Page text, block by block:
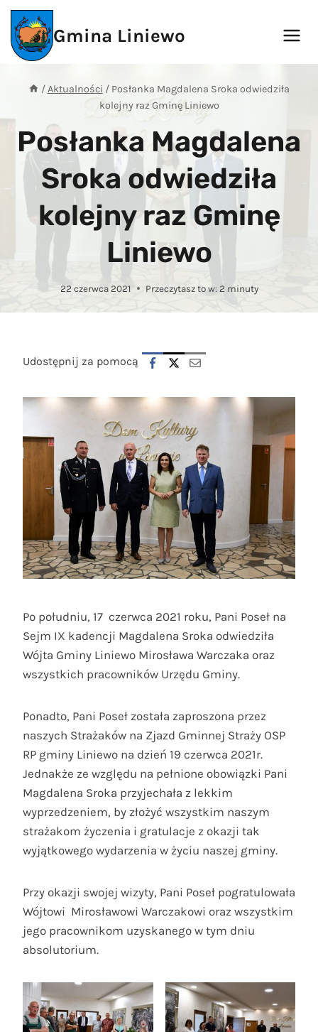
Przejdź
treści
Gmina Liniewo
/Aktualności / Posłanka Magdalena Sroka odwiedziła
kolejny raz Gminę Liniewo
Posłanka Magdalena
Sroka odwiedziła
kolejny raz Gminę
Liniewo
22 czerwca 2021 Przeczytasz to w:2 minuty
Udostępnij za pomocą
Po południu, 17 czerwca 2021 roku, Pani Poseł na
Sejm IX kadencji Magdalena Sroka odwiedziła
Wójta Gminy Liniewo Mirosława Warczaka oraz
wszystkich pracowników Urzędu Gminy.
Ponadto, Pani Poseł została zaproszona przez
naszych Strażaków na Zjazd Gminnej Straży OSP
RP gminy Liniewo na dzień 19 czerwca 2021r.
Jednakże ze względu na pełnione obowiązki Pani
Magdalena Sroka przyjechała z lekkim
wyprzedzeniem, by złożyć wszystkim naszym
strażakom życzenia i gratulacje z okazji tak
wyjątkowego wydarzenia w życiu naszej gminy.
Przy okazji swojej wizyty, Pani Poseł pogratulowała
Wójtowi Mirosławowi Warczakowi oraz wszystkim
jego pracownikom uzyskanego w tym dniu
absolutorium.